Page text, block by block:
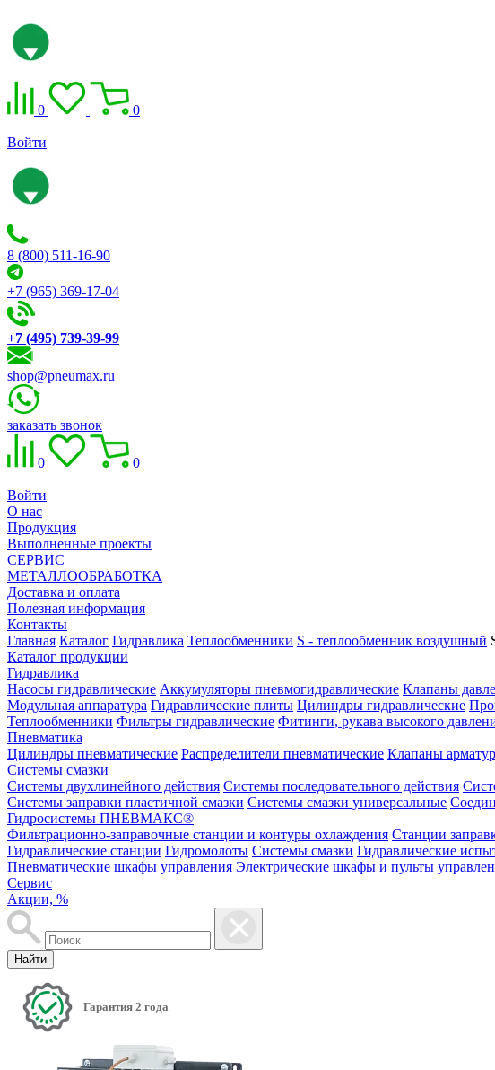
0 0
Войти
8 (800) 511-16-90
+7 (965) 369-17-04
+7 (495) 739-39-99
shop@pneumax.ru
заказать звонок
0 0
Войти
О нас
Продукция
Выполненные проекты
СЕРВИС
МЕТАЛЛООБРАБОТКА
Доставка и оплата
Полезная информация
Контакты
Главная Каталог Гидравлика Теплообменники S - теплообменник воздушный
Каталог продукции
Гидравлика
Насосы гидравлические Аккумуляторы пневмогидравлические Клапаны
Модульная аппаратура Гидравлические плиты Цилиндры гидравлические
Теплообменники Фильтры гидравлические Фитинги, рукава высокого
Пневматика
Цилиндры пневматические Распределители пневматические Клапаны
Системы смазки
Системы двухлинейного действия Системы последовательного действия
Системы заправки пластичной смазки Системы смазки универсальные
Гидросистемы ПНЕВМАКС®
Фильтрационно-заправочные станции и контуры охлаждения Станции
Гидравлические станции Гидромолоты Системы смазки Гидравлические
Пневматические шкафы управления Электрические шкафы и пульты
Сервис
Акции, %
Найти
Гарантия 2 года